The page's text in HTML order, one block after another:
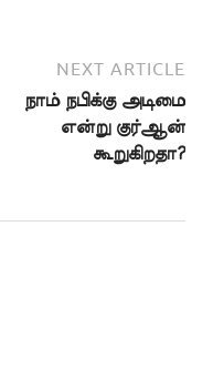
NEXT ARTICLE
நாம் நபிக்கு அடிமை
என்று குர்ஆன்
கூறுகிறதா?